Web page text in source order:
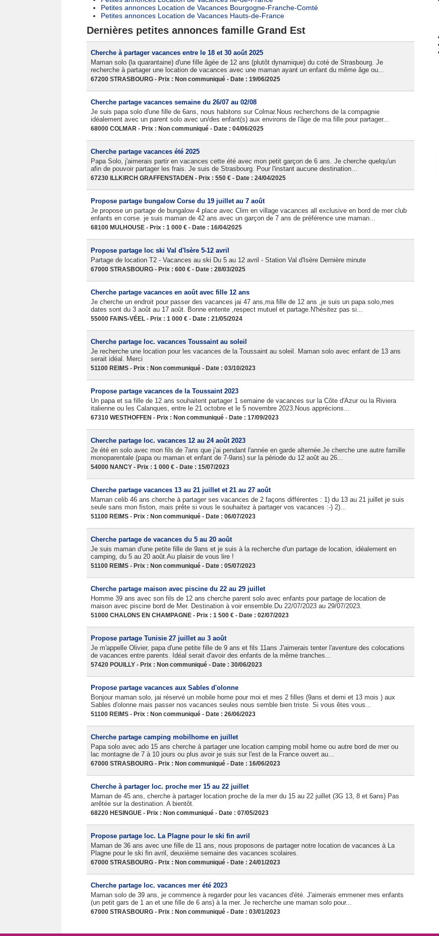
Petites annonces Location de Vacances Bourgogne-Franche-Comté
Petites annonces Location de Vacances Hauts-de-France
Dernières petites annonces famille Grand Est
Cherche à partager vacances entre le 18 et 30 août 2025
Maman solo (la quarantaine) d'une fille âgée de 12 ans (plutôt dynamique) du coté de Strasbourg. Je
recherche à partager une location de vacances avec une maman ayant un enfant du même âge ou...
67200 STRASBOURG - Prix : Non communiqué - Date : 19/06/2025
Cherche partage vacances semaine du 26/07 au 02/08
Je suis papa solo d'une fille de 6ans, nous habitons sur Colmar.Nous recherchons de la compagnie
idéalement avec un parent solo avec un/des enfant(s) aux environs de l'âge de ma fille pour partager...
68000 COLMAR - Prix : Non communiqué - Date : 04/06/2025
Cherche partage vacances été 2025
Papa Solo, j'aimerais partir en vacances cette été avec mon petit garçon de 6 ans. Je cherche quelqu'un
afin de pouvoir partager les frais. Je suis de Strasbourg. Pour l'instant aucune destination...
67230 ILLKIRCH GRAFFENSTADEN - Prix : 550 € - Date : 24/04/2025
Propose partage bungalow Corse du 19 juillet au 7 août
Je propose un partage de bungalow 4 place avec Clim en village vacances all exclusive en bord de mer club
enfants en corse. je suis maman de 42 ans avec un garçon de 7 ans de préférence une maman...
68100 MULHOUSE - Prix : 1 000 € - Date : 16/04/2025
Propose partage loc ski Val d'Isère 5-12 avril
Partage de location T2 - Vacances au ski Du 5 au 12 avril - Station Val d'Isère Dernière minute
67000 STRASBOURG - Prix : 600 € - Date : 28/03/2025
Cherche partage vacances en août avec fille 12 ans
Je cherche un endroit pour passer des vacances jai 47 ans,ma fille de 12 ans ,je suis un papa solo,mes
dates sont du 3 août au 17 août. Bonne entente ,respect mutuel et partage.N'hésitez pas si...
55000 FAINS-VÉEL - Prix : 1 000 € - Date : 21/05/2024
Cherche partage loc. vacances Toussaint au soleil
Je recherche une location pour les vacances de la Toussaint au soleil. Maman solo avec enfant de 13 ans
serait idéal. Merci
51100 REIMS - Prix : Non communiqué - Date : 03/10/2023
Propose partage vacances de la Toussaint 2023
Un papa et sa fille de 12 ans souhaitent partager 1 semaine de vacances sur la Côte d'Azur ou la Riviera
italienne ou les Calanques, entre le 21 octobre et le 5 novembre 2023.Nous apprécions...
67310 WESTHOFFEN - Prix : Non communiqué - Date : 17/09/2023
Cherche partage loc. vacances 12 au 24 août 2023
2e été en solo avec mon fils de 7ans que j'ai pendant l'année en garde alternée.Je cherche une autre famille
monoparentale (papa ou maman et enfant de 7-9ans) sur la période du 12 août au 26...
54000 NANCY - Prix : 1 000 € - Date : 15/07/2023
Cherche partage vacances 13 au 21 juillet et 21 au 27 août
Maman celib 46 ans cherche à partager ses vacances de 2 façons différentes : 1) du 13 au 21 juillet je suis
seule sans mon fiston, mais prête si vous le souhaitez à partager vos vacances :-) 2)...
51100 REIMS - Prix : Non communiqué - Date : 06/07/2023
Cherche partage de vacances du 5 au 20 août
Je suis maman d'une petite fille de 9ans et je suis à la recherche d'un partage de location, idéalement en
camping, du 5 au 20 août.Au plaisir de vous lire !
51100 REIMS - Prix : Non communiqué - Date : 05/07/2023
Cherche partage maison avec piscine du 22 au 29 juillet
Homme 39 ans avec son fils de 12 ans cherche parent solo avec enfants pour partage de location de
maison avec piscine bord de Mer. Destination à voir ensemble.Du 22/07/2023 au 29/07/2023.
51000 CHALONS EN CHAMPAGNE - Prix : 1 500 € - Date : 02/07/2023
Propose partage Tunisie 27 juillet au 3 août
Je m'appelle Olivier, papa d'une petite fille de 9 ans et fils 11ans J'aimerais tenter l'aventure des colocations
de vacances entre parents. Idéal serait d'avoir des enfants de la même tranches...
57420 POUILLY - Prix : Non communiqué - Date : 30/06/2023
Propose partage vacances aux Sables d'olonne
Bonjour maman solo, jai réservé un mobile home pour moi et mes 2 filles (9ans et demi et 13 mois ) aux
Sables d'olonne mais passer nos vacances seules nous semble bien triste. Si vous êtes vous...
51100 REIMS - Prix : Non communiqué - Date : 26/06/2023
Cherche partage camping mobilhome en juillet
Papa solo avec ado 15 ans cherche à partager une location camping mobil home ou autre bord de mer ou
lac montagne de 7 à 10 jours ou plus avoir je suis sur l'est de la France ouvert au...
67000 STRASBOURG - Prix : Non communiqué - Date : 16/06/2023
Cherche à partager loc. proche mer 15 au 22 juillet
Maman de 45 ans, cherche à partager location proche de la mer du 15 au 22 juillet (3G 13, 8 et 6ans) Pas
arrêtée sur la destination. A bientôt.
68220 HESINGUE - Prix : Non communiqué - Date : 07/05/2023
Propose partage loc. La Plagne pour le ski fin avril
Maman de 36 ans avec une fille de 11 ans, nous proposons de partager notre location de vacances à La
Plagne pour le ski fin avril, deuxième semaine des vacances scolaires.
67000 STRASBOURG - Prix : Non communiqué - Date : 24/01/2023
Cherche partage loc. vacances mer été 2023
Maman solo de 39 ans, je commence à regarder pour les vacances d'été. J'aimerais emmener mes enfants
(un petit gars de 1 an et une fille de 6 ans) à la mer. Je recherche une maman solo pour...
67000 STRASBOURG - Prix : Non communiqué - Date : 03/01/2023